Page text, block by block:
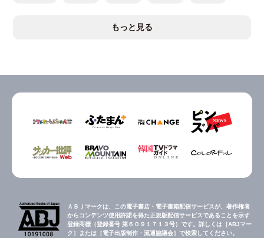
もっと見る
ＡＢＪマークは、この電子書店・電子書籍配信サービスが、著作権者
からコンテンツ使用許諾を得た正規版配信サービスであることを示す
登録商標（登録番号 第６０９１７１３号）です。詳しくは［ABJマー
ク］または［電子出版制作・流通協議会］で検索してください。